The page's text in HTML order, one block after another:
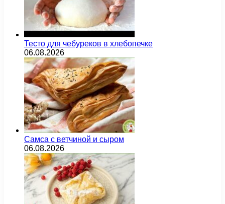
Тесто для чебуреков в хлебопечке
06.08.2026
Самса с ветчиной и сыром
06.08.2026